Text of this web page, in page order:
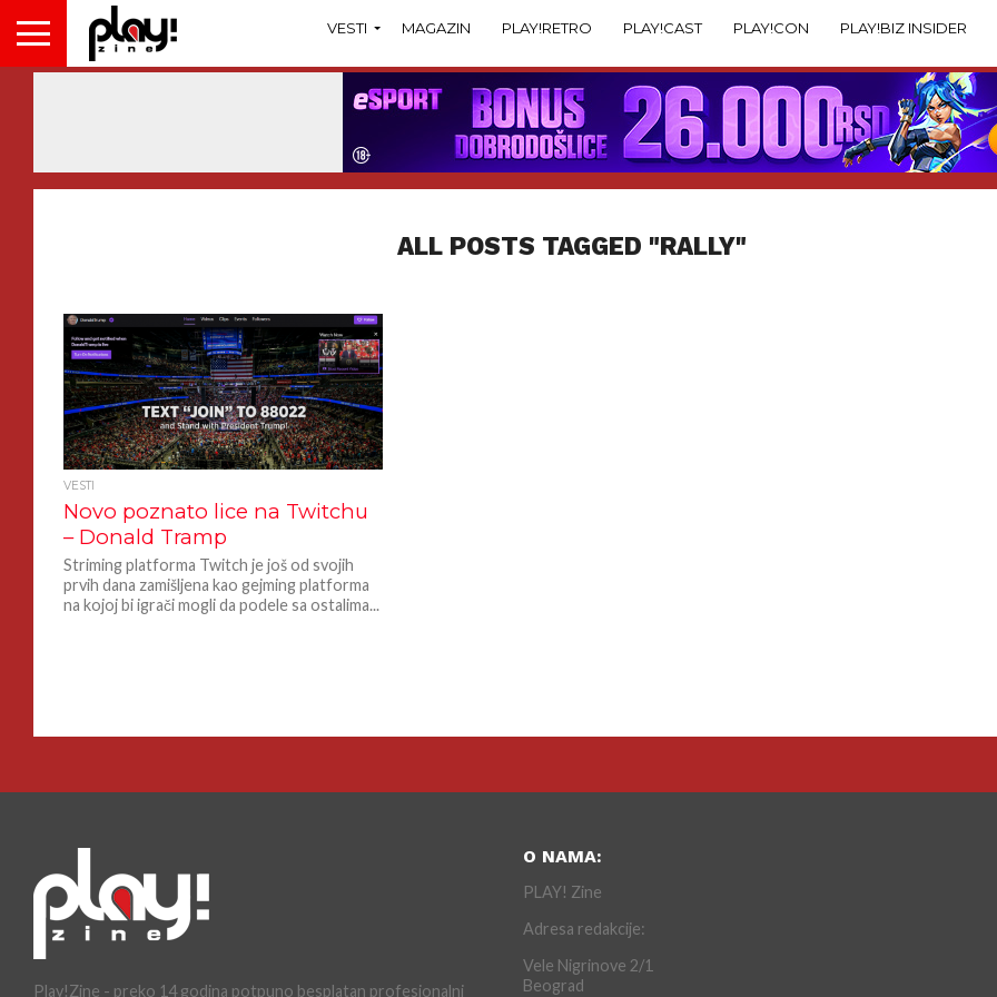
VESTI MAGAZIN PLAY!RETRO PLAY!CAST PLAY!CON PLAY!BIZ INSIDER
ALL POSTS TAGGED "RALLY"
VESTI
Novo poznato lice na Twitchu
– Donald Tramp
Striming platforma Twitch je još od svojih
prvih dana zamišljena kao gejming platforma
na kojoj bi igrači mogli da podele sa ostalima...
Play!Zine - preko 14 godina potpuno besplatan profesionalni
O NAMA:
PLAY! Zine
Adresa redakcije:
Vele Nigrinove 2/1
Beograd